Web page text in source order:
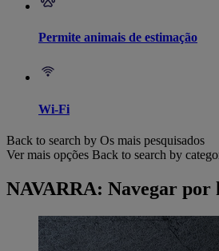
Permite animais de estimação
Wi-Fi
Back to search by Os mais pesquisados
Ver mais opções Back to search by
NAVARRA: Navegar por